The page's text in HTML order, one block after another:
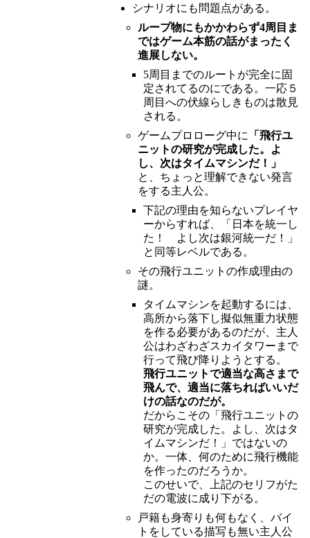
シナリオにも問題点がある。
ループ物にもかかわらず4周目ま
ではゲーム本筋の話がまったく
進展しない。
5周目までのルートが完全に固
定されてるのにである。一応５
周目への伏線らしきものは散見
される。
ゲームプロローグ中に
「飛行ユ
ニットの研究が完成した。よ
し、次はタイムマシンだ！」
と、ちょっと理解できない発言
をする主人公。
下記の理由を知らないプレイヤ
ーからすれば、「日本を統一し
た！ よし次は銀河統一だ！」
と同等レベルである。
その飛行ユニットの作成理由の
謎。
タイムマシンを起動するには、
高所から落下し擬似無重力状態
を作る必要があるのだが、主人
公はわざわざスカイタワーまで
行って飛び降りようとする。
飛行ユニットで適当な高さまで
飛んで、適当に落ちればいいだ
けの話なのだが。
だからこその「飛行ユニットの
研究が完成した。よし、次はタ
イムマシンだ！」ではないの
か。一体、何のために飛行機能
を作ったのだろうか。
このせいで、上記のセリフがた
だの電波に成り下がる。
戸籍も身寄りも何もなく、バイ
トをしている描写も無い主人公